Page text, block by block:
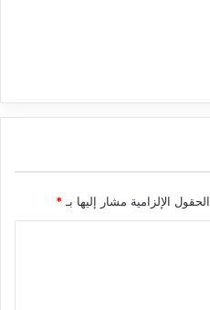
الحقول الإلزامية مشار إليها بـ *